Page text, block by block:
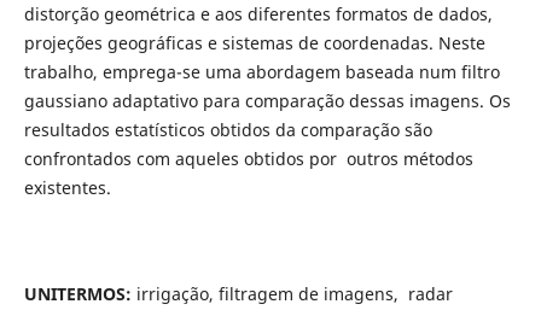
distorção geométrica e aos diferentes formatos de dados,
projeções geográficas e sistemas de coordenadas. Neste
trabalho, emprega-se uma abordagem baseada num filtro
gaussiano adaptativo para comparação dessas imagens. Os
resultados estatísticos obtidos da comparação são
confrontados com aqueles obtidos por outros métodos
existentes.
UNITERMOS: irrigação, filtragem de imagens, radar